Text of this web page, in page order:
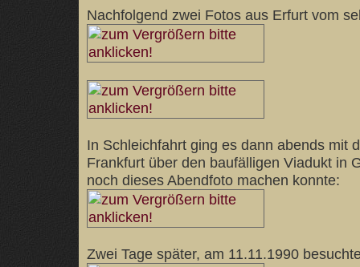
Nachfolgend zwei Fotos aus Erfurt vom
In Schleichfahrt ging es dann abends mit
Frankfurt über den baufälligen Viadukt in
noch dieses Abendfoto machen konnte:
Zwei Tage später, am 11.11.1990